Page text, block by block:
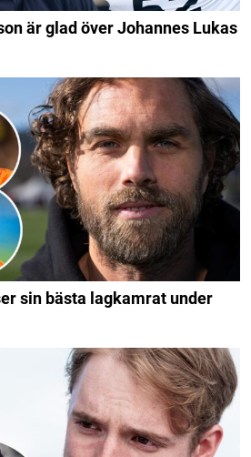
är glad över Johannes Lukas
sin bästa lagkamrat under